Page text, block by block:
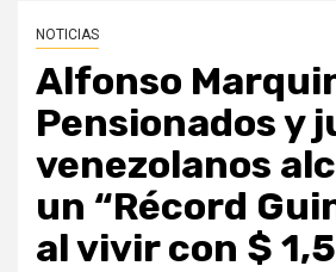
NOTICIAS
Alfonso
Pensionados y
venezolanos
un “Récord
al vivir con $